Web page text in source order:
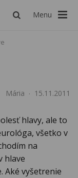
Menu
Mária 15.11.2011
hlavy, ale to
všetko v
na
hlave
Aké vyšetrenie